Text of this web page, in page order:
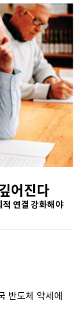
어진다
연결 강화해야
반도체 약세에